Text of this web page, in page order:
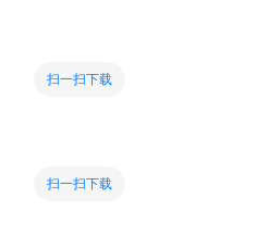
扫一扫下载
扫一扫下载